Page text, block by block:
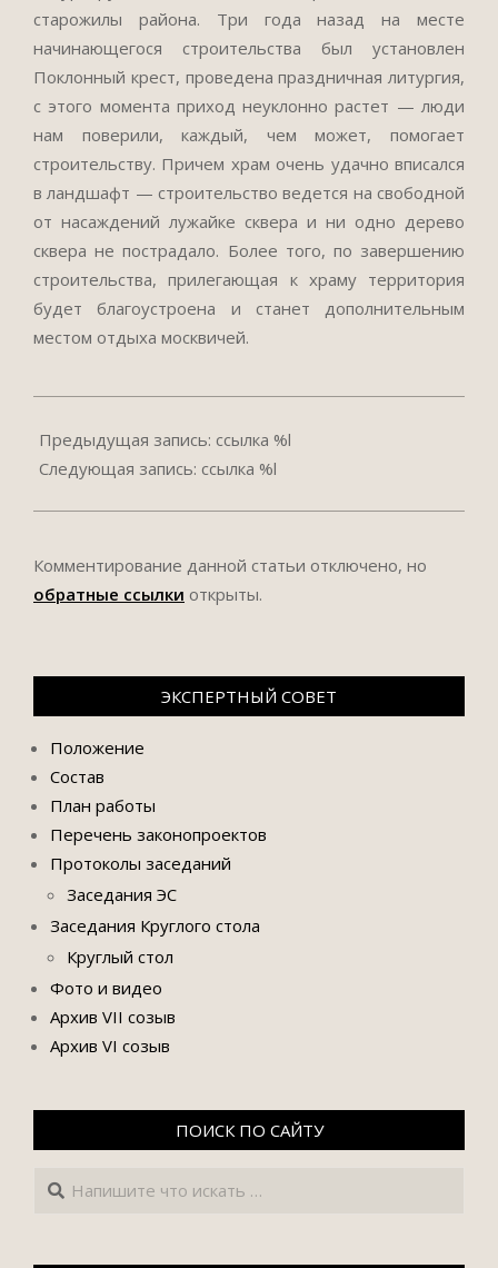
старожилы района. Три года назад на месте
начинающегося строительства был установлен
Поклонный крест, проведена праздничная литургия,
с этого момента приход неуклонно растет — люди
нам поверили, каждый, чем может, помогает
строительству. Причем храм очень удачно вписался
в ландшафт — строительство ведется на свободной
от насаждений лужайке сквера и ни одно дерево
сквера не пострадало. Более того, по завершению
строительства, прилегающая к храму территория
будет благоустроена и станет дополнительным
местом отдыха москвичей.
06-
04
Предыдущая запись: ссылка %l
Следующая запись: ссылка %l
Комментирование данной статьи отключено, но
обратные ссылки открыты.
ЭКСПЕРТНЫЙ СОВЕТ
Положение
Состав
План работы
Перечень законопроектов
Протоколы заседаний
Заседания ЭС
Заседания Круглого стола
Круглый стол
Фото и видео
Архив VII созыв
Архив VI созыв
ПОИСК ПО САЙТУ
Поиск